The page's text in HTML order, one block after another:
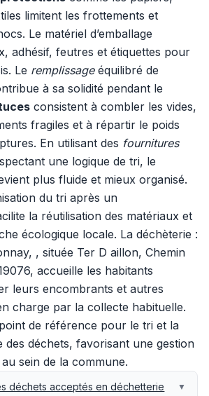
limitent les frottements et
Le matériel d’emballage
adhésif, feutres et étiquettes pour
Le remplissageéquilibré de
à sa solidité pendant le
consistent à combler les vides,
fragiles et à répartir le poids
En utilisant des fournitures
une logique de tri, le
plus fluide et mieux organisé.
du tri après un
la réutilisation des matériaux et
écologique locale. La déchèterie :
, située Ter D aillon, Chemin
accueille les habitants
leurs encombrants et autres
charge par la collecte habituelle.
de référence pour le tri et la
des déchets, favorisant une gestion
sein de la commune.
déchets acceptés en déchetterie ▼